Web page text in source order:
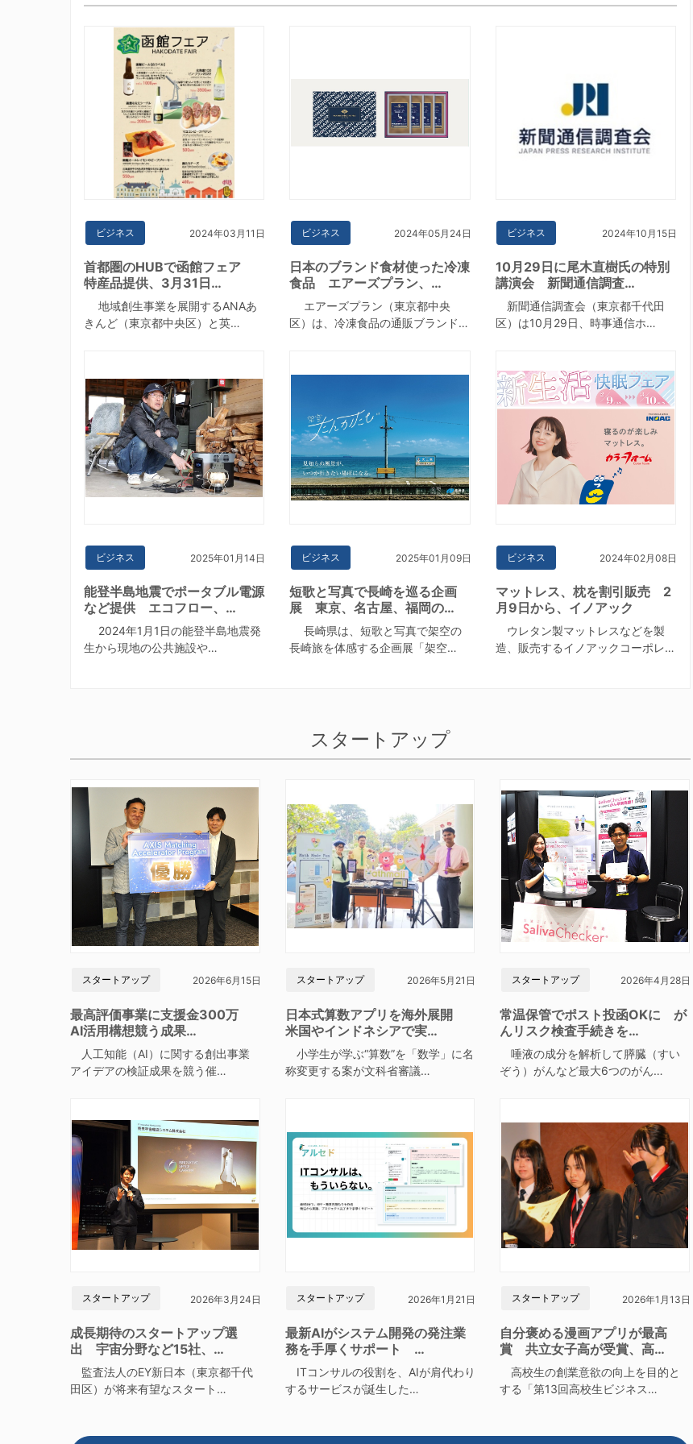
ビジネス 2024年03月11日
首都圏のHUBで函館フェア
特産品提供、3月31日…
地域創生事業を展開するANAあ
きんど（東京都中央区）と英…
ビジネス 2024年05月24日
日本のブランド食材使った冷凍
食品 エアーズプラン、…
エアーズプラン（東京都中央
区）は、冷凍食品の通販ブランド…
ビジネス 2024年10月15日
10月29日に尾木直樹氏の特別
講演会 新聞通信調査…
新聞通信調査会（東京都千代田
区）は10月29日、時事通信ホ…
ビジネス 2025年01月14日
能登半島地震でポータブル電源
など提供 エコフロー、…
2024年1月1日の能登半島地震発
生から現地の公共施設や…
ビジネス 2025年01月09日
短歌と写真で長崎を巡る企画
展 東京、名古屋、福岡の…
長崎県は、短歌と写真で架空の
長崎旅を体感する企画展「架空…
ビジネス 2024年02月08日
マットレス、枕を割引販売 2
月9日から、イノアック
ウレタン製マットレスなどを製
造、販売するイノアックコーポレ…
スタートアップ
スタートアップ 2026年6月15日
最高評価事業に支援金300万
AI活用構想競う成果…
人工知能（AI）に関する創出事業
アイデアの検証成果を競う催…
スタートアップ 2026年5月21日
日本式算数アプリを海外展開
米国やインドネシアで実…
小学生が学ぶ“算数”を「数学」に名
称変更する案が文科省審議…
スタートアップ 2026年4月28日
常温保管でポスト投函OKに が
んリスク検査手続きを…
唾液の成分を解析して膵臓（すい
ぞう）がんなど最大6つのがん…
スタートアップ 2026年3月24日
成長期待のスタートアップ選
出 宇宙分野など15社、…
監査法人のEY新日本（東京都千代
田区）が将来有望なスタート…
スタートアップ 2026年1月21日
最新AIがシステム開発の発注業
務を手厚くサポート …
ITコンサルの役割を、AIが肩代わり
するサービスが誕生した…
スタートアップ 2026年1月13日
自分褒める漫画アプリが最高
賞 共立女子高が受賞、高…
高校生の創業意欲の向上を目的と
する「第13回高校生ビジネス…